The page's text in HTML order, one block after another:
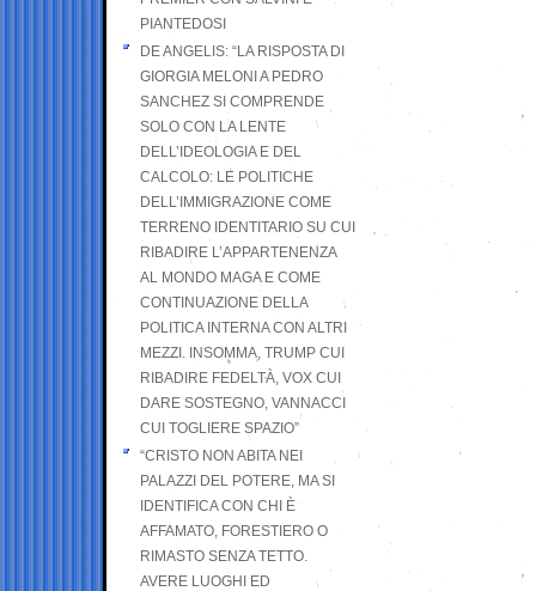
PIANTEDOSI
DE ANGELIS: “LA RISPOSTA DI
GIORGIA MELONI A PEDRO
SANCHEZ SI COMPRENDE
SOLO CON LA LENTE
DELL’IDEOLOGIA E DEL
CALCOLO: LE POLITICHE
DELL’IMMIGRAZIONE COME
TERRENO IDENTITARIO SU CUI
RIBADIRE L’APPARTENENZA
AL MONDO MAGA E COME
CONTINUAZIONE DELLA
POLITICA INTERNA CON ALTRI
MEZZI. INSOMMA, TRUMP CUI
RIBADIRE FEDELTÀ, VOX CUI
DARE SOSTEGNO, VANNACCI
CUI TOGLIERE SPAZIO”
“CRISTO NON ABITA NEI
PALAZZI DEL POTERE, MA SI
IDENTIFICA CON CHI È
AFFAMATO, FORESTIERO O
RIMASTO SENZA TETTO.
AVERE LUOGHI ED